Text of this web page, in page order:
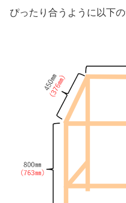
ぴったり合うように以下